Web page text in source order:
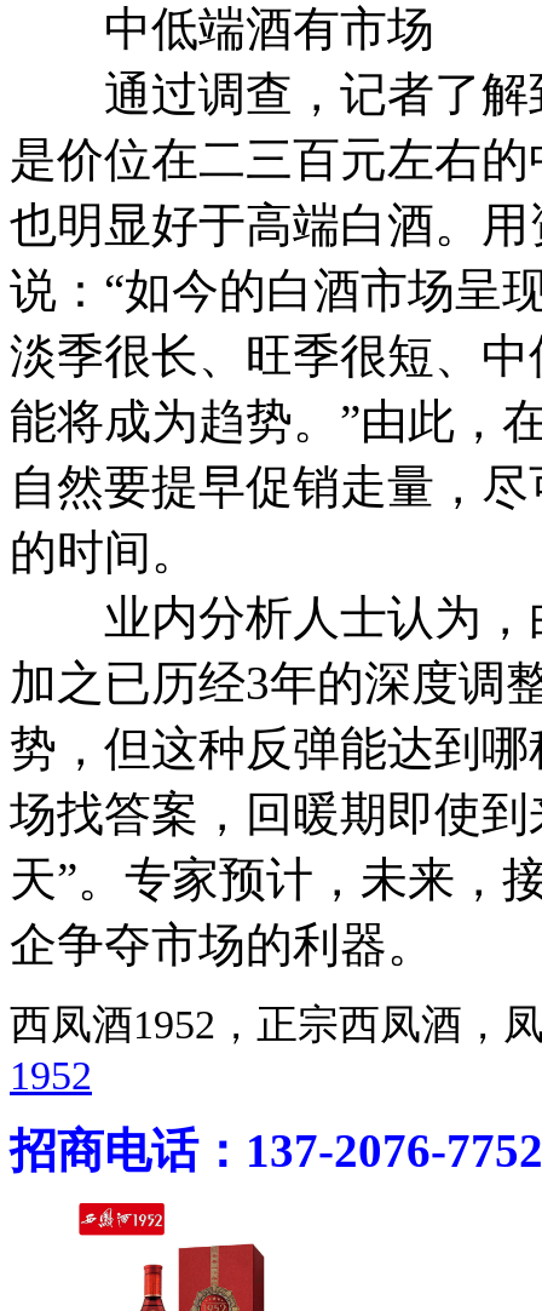
中低端酒有市场
通过调查，记者了解
是价位在二三百元左右
也明显好于高端白酒。
说：“如今的白酒市场呈
淡季很长、旺季很短、
能将成为趋势。”由此，
自然要提早促销走量，
的时间。
业内分析人士认为，
加之已历经3年的深度调
势，但这种反弹能达到
场找答案，回暖期即使
天”。专家预计，未来，
企争夺市场的利器。
西凤酒1952，正宗西凤酒
1952
招商电话：137-2076-7752